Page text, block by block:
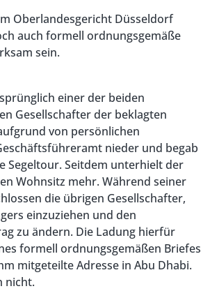
Oberlandesgericht Düsseldorf
auch formell ordnungsgemäße
sein.
einer der beiden
Gesellschafter der beklagten
von persönlichen
nieder und begab
Segeltour. Seitdem unterhielt der
Wohnsitz mehr. Während seiner
die übrigen Gesellschafter,
einzuziehen und den
zu ändern. Die Ladung hierfür
formell ordnungsgemäßen Briefes
mitgeteilte Adresse in Abu Dhabi.
nicht.